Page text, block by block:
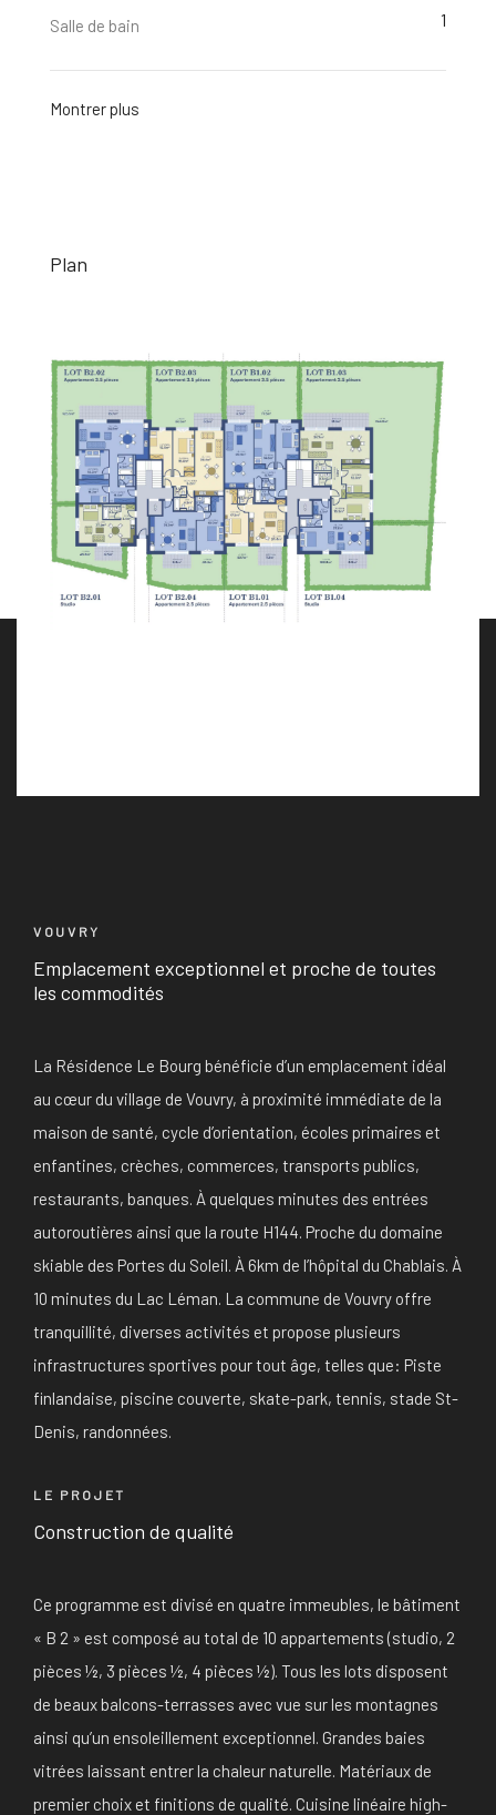
Salle de bain 1
Montrer plus
Plan
VOUVRY
Emplacement exceptionnel et proche de toutes
les commodités
La Résidence Le Bourg bénéficie d’un emplacement idéal
au cœur du village de Vouvry, à proximité immédiate de la
maison de santé, cycle d’orientation, écoles primaires et
enfantines, crèches, commerces, transports publics,
restaurants, banques. À quelques minutes des entrées
autoroutières ainsi que la route H144. Proche du domaine
skiable des Portes du Soleil. À 6km de l’hôpital du Chablais. À
10 minutes du Lac Léman. La commune de Vouvry offre
tranquillité, diverses activités et propose plusieurs
infrastructures sportives pour tout âge, telles que: Piste
finlandaise, piscine couverte, skate-park, tennis, stade St-
Denis, randonnées.
LE PROJET
Construction de qualité
Ce programme est divisé en quatre immeubles, le bâtiment
« B 2 » est composé au total de 10 appartements (studio, 2
pièces ½, 3 pièces ½, 4 pièces ½). Tous les lots disposent
de beaux balcons-terrasses avec vue sur les montagnes
ainsi qu’un ensoleillement exceptionnel. Grandes baies
vitrées laissant entrer la chaleur naturelle. Matériaux de
premier choix et finitions de qualité. Cuisine linéaire high-